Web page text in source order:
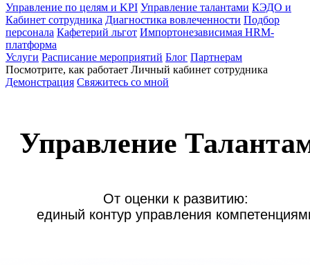
Управление по целям и KPI Управление талантами КЭДО и
Кабинет сотрудника Диагностика вовлеченности Подбор
персонала Кафетерий льгот Импортонезависимая HRM-
платформа
Услуги Расписание мероприятий Блог Партнерам
Посмотрите, как работает Личный кабинет сотрудника
Демонстрация Свяжитесь со мной
Управление
От оценки к развитию:
единый контур управления